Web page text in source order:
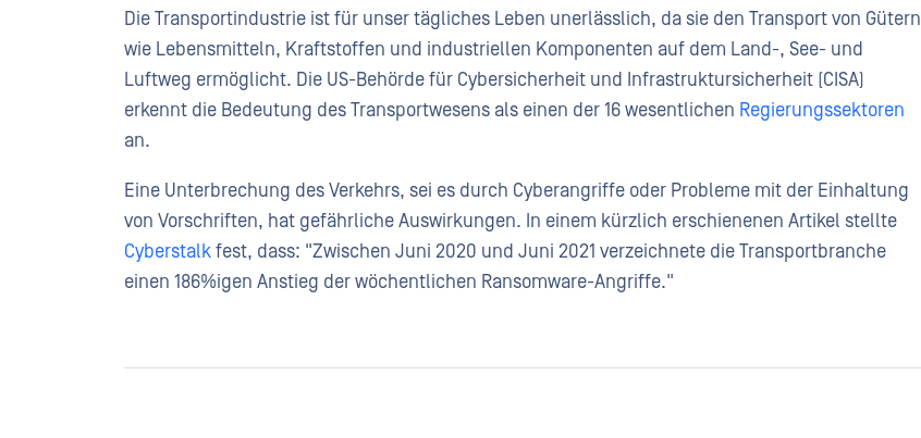
Die Transportindustrie ist für unser tägliches Leben unerlässlich, da sie den Transport von Gütern
wie Lebensmitteln, Kraftstoffen und industriellen Komponenten auf dem Land-, See- und
Luftweg ermöglicht. Die US-Behörde für Cybersicherheit und Infrastruktursicherheit (CISA)
erkennt die Bedeutung des Transportwesens als einen der 16 wesentlichen Regierungssektoren
an.
Eine Unterbrechung des Verkehrs, sei es durch Cyberangriffe oder Probleme mit der Einhaltung
von Vorschriften, hat gefährliche Auswirkungen. In einem kürzlich erschienenen Artikel stellte
Cyberstalkfest, dass: "Zwischen Juni 2020 und Juni 2021 verzeichnete die Transportbranche
einen 186%igen Anstieg der wöchentlichen Ransomware-Angriffe."